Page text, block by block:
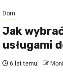
Dom
Jak
usługami
6 lat temu